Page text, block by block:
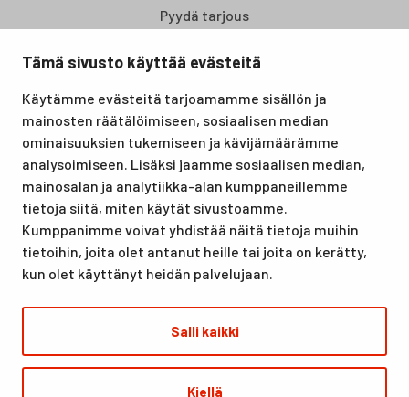
Tämä sivusto käyttää evästeitä
Käytämme evästeitä tarjoamamme sisällön ja
mainosten räätälöimiseen, sosiaalisen median
ominaisuuksien tukemiseen ja kävijämäärämme
analysoimiseen. Lisäksi jaamme sosiaalisen median,
mainosalan ja analytiikka-alan kumppaneillemme
tietoja siitä, miten käytät sivustoamme.
Kumppanimme voivat yhdistää näitä tietoja muihin
tietoihin, joita olet antanut heille tai joita on kerätty,
kun olet käyttänyt heidän palvelujaan.
Salli kaikki
Kiellä
Pyydä tarjous
koulutus- ja vapaa-ajan keskus, joka tarjoaa puitteet niin
lomille, harrastuksille kuin kansainvälisen tason
urheilutapahtumillekin. Santasport on myös virallinen
olympiavalmennuskeskus lumi- ja jääurheilulajeissa sekä
taitovalmennuksessa.
© Santasport